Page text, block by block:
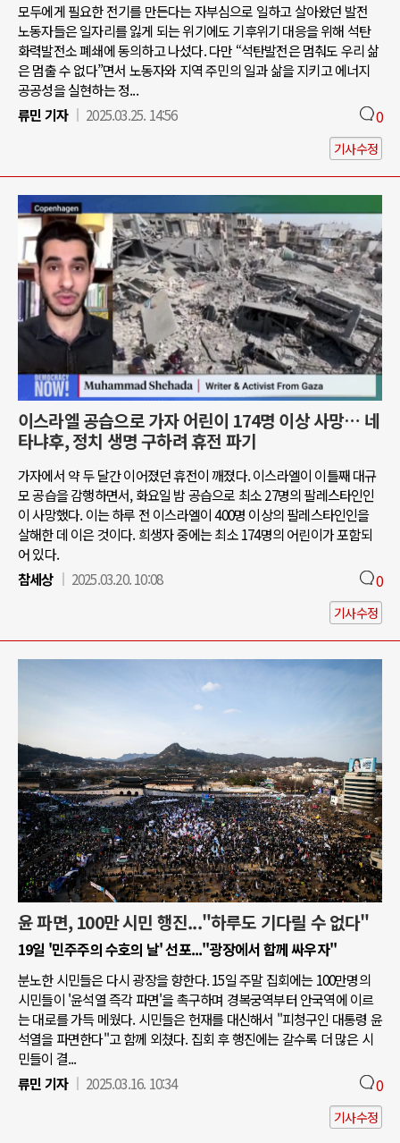
모두에게 필요한 전기를 만든다는 자부심으로 일하고 살아왔던 발전
노동자들은 일자리를 잃게 되는 위기에도 기후위기 대응을 위해 석탄
화력발전소 폐쇄에 동의하고 나섰다. 다만 “석탄발전은 멈춰도 우리 삶
은 멈출 수 없다”면서 노동자와 지역 주민의 일과 삶을 지키고 에너지
공공성을 실현하는 정...
류민 기자
2025.03.25. 14:56 0
기사수정
이스라엘 공습으로 가자 어린이 174명 이상 사망… 네
타냐후, 정치 생명 구하려 휴전 파기
가자에서 약 두 달간 이어졌던 휴전이 깨졌다. 이스라엘이 이틀째 대규
모 공습을 감행하면서, 화요일 밤 공습으로 최소 27명의 팔레스타인인
이 사망했다. 이는 하루 전 이스라엘이 400명 이상의 팔레스타인인을
살해한 데 이은 것이다. 희생자 중에는 최소 174명의 어린이가 포함되
어 있다.
참세상
2025.03.20. 10:08 0
기사수정
윤 파면, 100만 시민 행진..."하루도 기다릴 수 없다"
19일 '민주주의 수호의 날' 선포..."광장에서 함께 싸우자"
분노한 시민들은 다시 광장을 향한다. 15일 주말 집회에는 100만명의
시민들이 '윤석열 즉각 파면'을 촉구하며 경복궁역부터 안국역에 이르
는 대로를 가득 메웠다. 시민들은 헌재를 대신해서 "피청구인 대통령 윤
석열을 파면한다"고 함께 외쳤다. 집회 후 행진에는 갈수록 더 많은 시
민들이 결...
류민 기자
2025.03.16. 10:34 0
기사수정